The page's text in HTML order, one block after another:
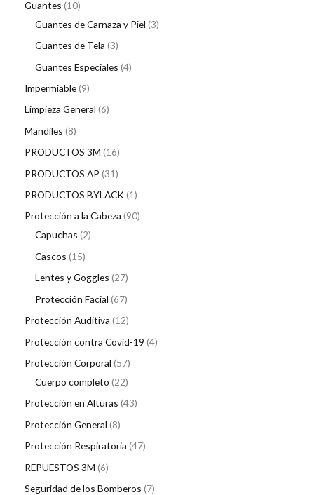
Guantes 10
Guantes de Carnaza y Piel 3
Guantes de Tela 3
Guantes Especiales 4
Impermiable 9
Limpieza General 6
Mandiles 8
PRODUCTOS 3M 16
PRODUCTOS AP 31
PRODUCTOS BYLACK 1
Protección a la Cabeza 90
Capuchas 2
Cascos 15
Lentes y Goggles 27
Protección Facial 67
Protección Auditiva 12
Protección contra Covid-19 4
Protección Corporal 57
Cuerpo completo 22
Protección en Alturas 43
Protección General 8
Protección Respiratoria 47
REPUESTOS 3M 6
Seguridad de los Bomberos 7